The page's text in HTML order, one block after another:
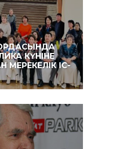
КҮНІНЕ
МЕРЕКЕЛІК ІС-